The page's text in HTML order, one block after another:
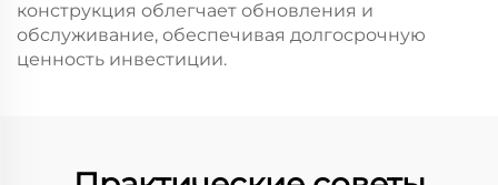
конструкция облегчает обновления и
обслуживание, обеспечивая долгосрочную
ценность инвестиции.